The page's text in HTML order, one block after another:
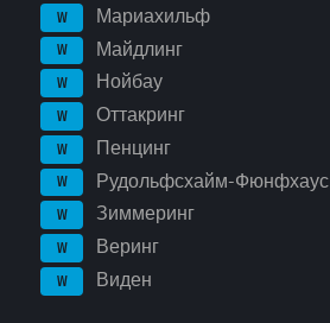
W Мариахильф
W Майдлинг
W Нойбау
W Оттакринг
W Пенцинг
W Рудольфсхайм-Фюнфхаус
W Зиммеринг
W Веринг
W Виден